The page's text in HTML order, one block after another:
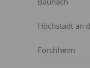
Höchstadt an
Forchheim